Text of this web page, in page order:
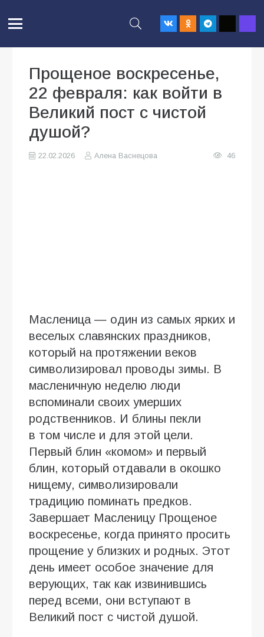
Прощеное воскресенье,
22 февраля: как войти в
Великий пост с чистой
душой?
22.02.2026 Алена Васнецова 46
Масленица — один из самых ярких и
веселых славянских праздников,
который на протяжении веков
символизировал проводы зимы. В
масленичную неделю люди
вспоминали своих умерших
родственников. И блины пекли
в том числе и для этой цели.
Первый блин «комом» и первый
блин, который отдавали в окошко
нищему, символизировали
традицию поминать предков.
Завершает Масленицу Прощеное
воскресенье, когда принято просить
прощение у близких и родных. Этот
день имеет особое значение для
верующих, так как извинившись
перед всеми, они вступают в
Великий пост с чистой душой.